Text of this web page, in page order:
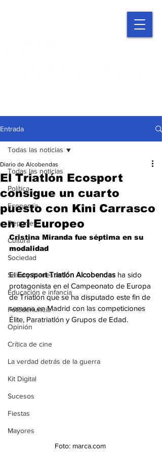
Entrada
Todas las noticias
Política
Economía
Deportes
Cultura
Sociedad
Salud y bienestar
Educación e infancia
Fotodenuncia
Opinión
Crítica de cine
La verdad detrás de la guerra
Kit Digital
Sucesos
Fiestas
Mayores
Todas las noticias
El Triatlón Ecosport
consigue un cuarto
puesto con Kini Carrasco
en el Europeo
Diario de Alcobendas
Cristina Miranda fue séptima en su
modalidad
El Ecosport Triatlón Alcobendas ha sido
protagonista en el Campeonato de Europa
de Triatlón que se ha disputado este fin de
semana en Madrid con las competiciones
Élite, Paratriatlón y Grupos de Edad.
Foto: marca.com